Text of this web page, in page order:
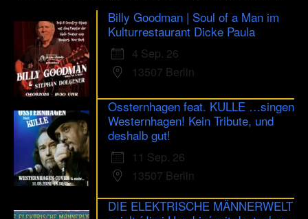
Billy Goodman | Soul of a Man im
Kulturrestaurant Dicke Paula
4 Sep. 26
13507 Berlin
Ossternhagen feat. KULLE …singen
Westernhagen! Kein Tribute, und
deshalb gut!
11 Sep. 26
13507 Berlin
DIE ELEKTRISCHE MÄNNERWELT